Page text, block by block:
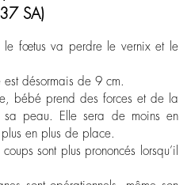
SA)
le fœtus va perdre le vernix et le
est désormais de 9 cm.
bébé prend des forces et de la
sa peau. Elle sera de moins en
en plus de place.
sont plus prononcés lorsqu’il